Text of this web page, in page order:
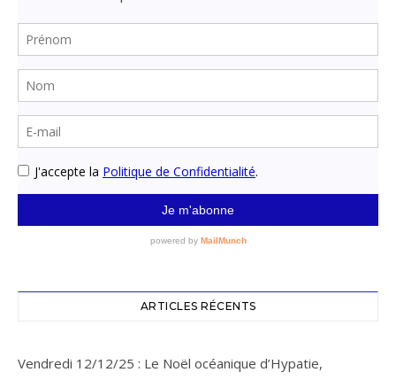
ARTICLES RÉCENTS
Vendredi 12/12/25 : Le Noël océanique d’Hypatie,